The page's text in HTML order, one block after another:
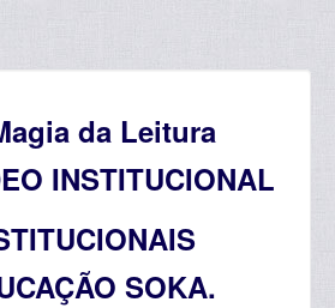
da Leitura
INSTITUCIONAL
SOKA.